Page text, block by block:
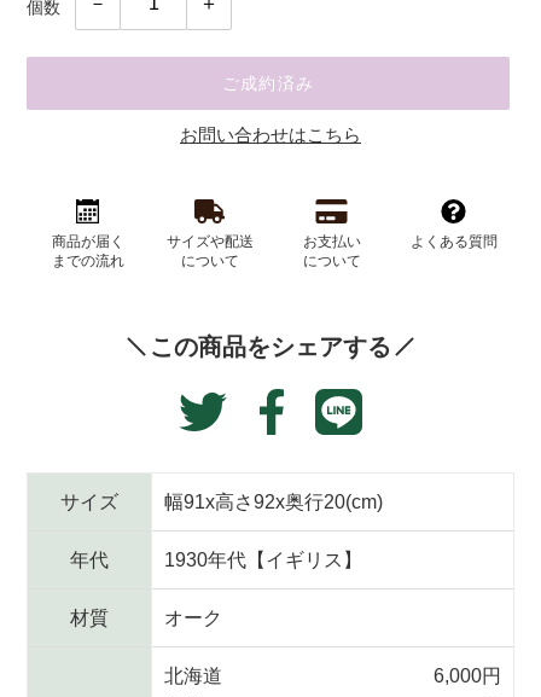
個数
ご成約済み
お問い合わせはこちら
商品が届く
までの流れ
サイズや配送
について
お支払い
について
よくある質問
この商品をシェアする
Twitter
稿
る
Facebook
ェ
ア
す
る
Translation
missing:
サイズ 幅91x高さ92x奥行20(cm)
年代 1930年代【イギリス】
材質 オーク
北海道
6,000円